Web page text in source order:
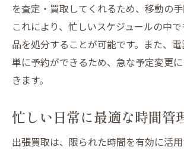
を査定・買取してくれるため、移動の手
これにより、忙しいスケジュールの中
品を処分することが可能です。また、
単に予約ができるため、急な予定変更
きます。
忙しい日常に最適な時間管
出張買取は、限られた時間を有効に活